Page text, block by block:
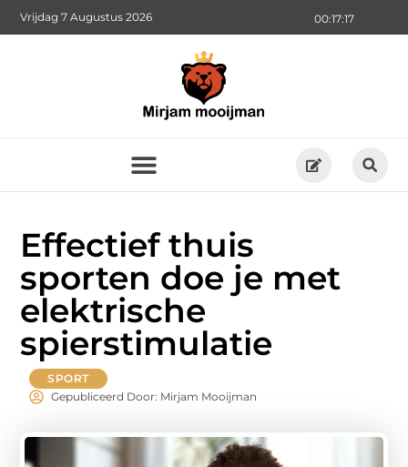
00:17:18
Vrijdag 7 Augustus 2026
Effectief thuis
sporten doe je met
elektrische
spierstimulatie
SPORT
Gepubliceerd Door: Mirjam Mooijman